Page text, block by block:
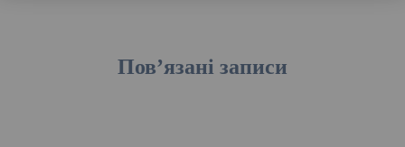
Пов’язані записи